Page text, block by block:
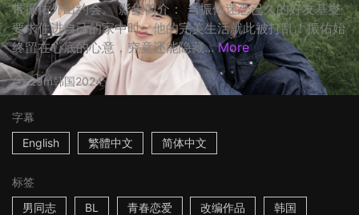
带振佑外出约会。 影集简介： 当振佑迷恋已久的好友基燮
要求住进自己的家中时，他的完美生活就此被打乱！振佑始
终留在心底的心意，究竟还能隐藏... More
29m韩国2024
字幕
English
繁體中文 简体中文
标签
男同志
BL 青春恋爱 改编作品 韩国